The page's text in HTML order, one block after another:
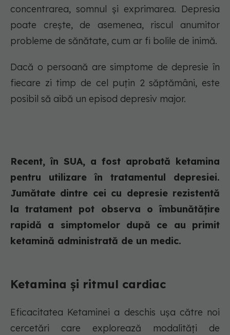
concentrarea, somnul și exprimarea. Depresia
poate crește, de asemenea, riscul anumitor
probleme de sănătate, cum ar fi bolile de inimă.
Dacă o persoană are simptome de depresie în
fiecare zi timp de cel puțin 2 săptămâni, este
posibil să aibă un episod depresiv major.
Recent, în SUA, a fost aprobată ketamina
pentru utilizare în tratamentul depresiei.
Jumătate dintre cei cu depresie rezistentă
la tratament pot observa o îmbunătățire
rapidă a simptomelor după ce au primit
ketamină administrată de un medic.
Ketamina și ritmul cardiac
Eficacitatea Ketaminei a deschis ușa către noi
cercetări care explorează modalități de